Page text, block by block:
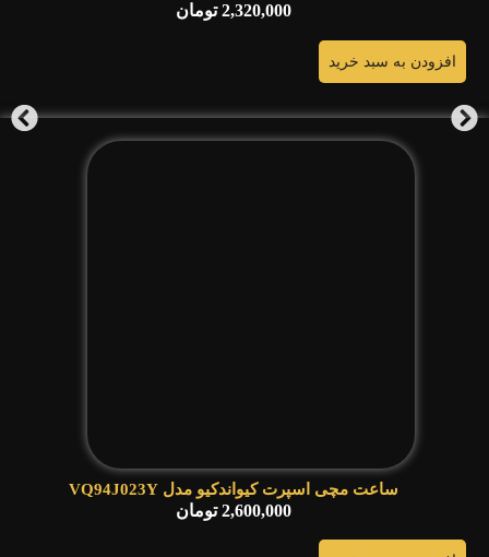
2,320,000 تومان
افزودن به سبد خرید
ساعت مچی اسپرت کیواندکیو مدل VQ94J023Y
2,600,000 تومان